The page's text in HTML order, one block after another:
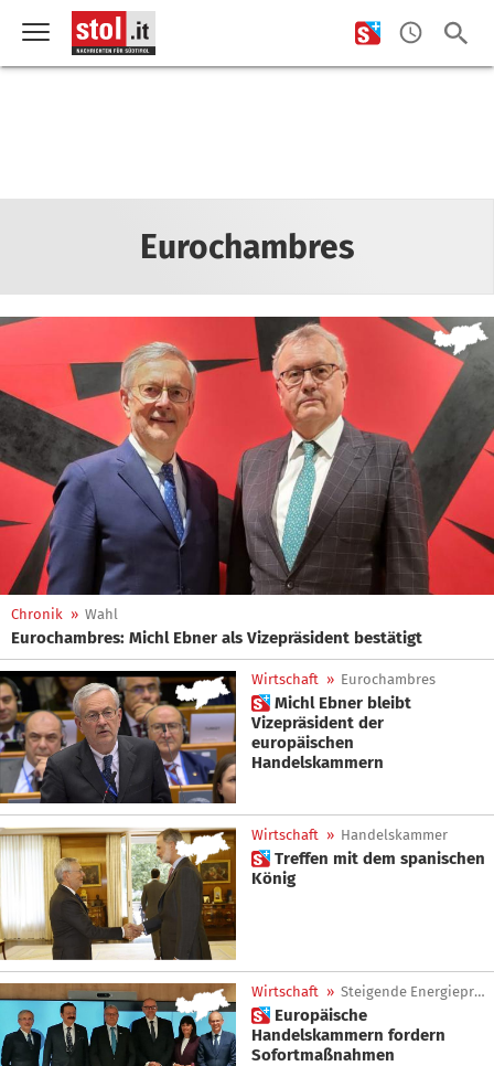
Eurochambres
Chronik » Wahl
Eurochambres: Michl Ebner als Vizepräsident bestätigt
Wirtschaft » Eurochambres
 Michl Ebner bleibt
Vizepräsident der
europäischen
Handelskammern
Wirtschaft » Handelskammer
 Treffen mit dem spanischen
König
Wirtschaft » Steigende Energiepreise
 Europäische
Handelskammern fordern
Sofortmaßnahmen